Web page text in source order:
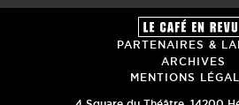
PARTENAIRES &
ARCHIVES
MENTIONS